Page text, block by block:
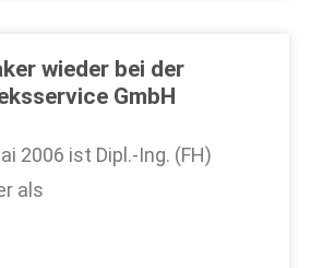
wieder bei der
GmbH
2006 ist Dipl.-Ing. (FH)
als